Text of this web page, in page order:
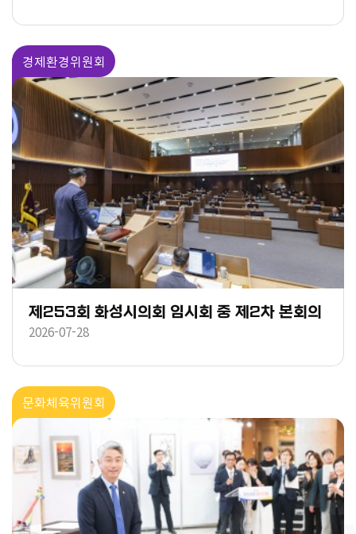
경제환경위원회
제253회 화성시의회 임시회 중 제2차 본회의
2026-07-28
문화체육위원회